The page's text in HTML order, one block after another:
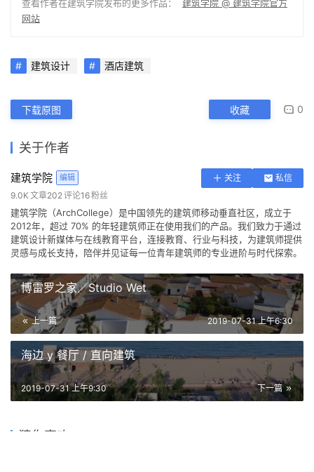
查看作者在建筑学院发布的更多作品： 建筑学院 @ 建筑学院官方
网站
建筑设计 酒店建筑
下载原图 收藏 0
关于作者
建筑学院 编辑 关注
私信
9.0K 文章202评论16粉丝
建筑学院（ArchCollege）是中国领先的建筑师移动垂直社区，成立于
2012年，超过 70% 的年轻建筑师正在使用我们的产品。我们致力于通过
建筑设计新媒体与在线教育平台，连接教育、行业与科技，为建筑师提供
灵感与成长支持，陪伴并见证每一位青年建筑师的专业进阶与时代探索。
博雷罗之家／Studio Wet
上一篇 2019-07-31 上午6:30
海边 y 餐厅 / 直向建筑
下一篇
2019-07-31 上午9:30
猜你喜欢
耶稣会弧形玻璃教堂 / Solo